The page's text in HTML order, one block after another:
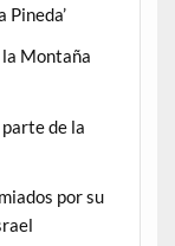
Pineda’
Montaña
de la
por su